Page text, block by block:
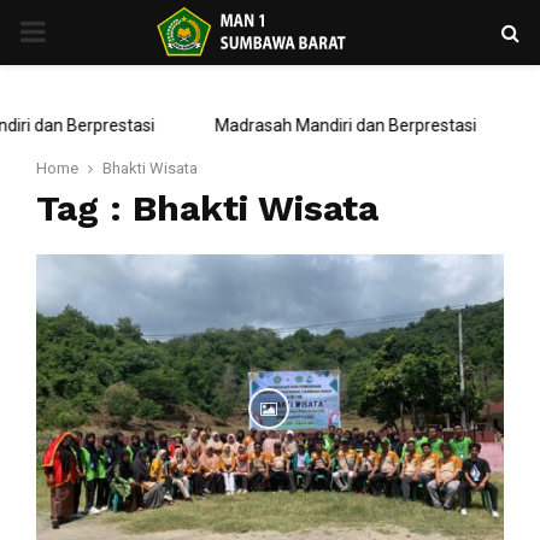
PRIMARY
dan Berprestasi Madrasah Mandiri dan Berprestasi
Home Bhakti Wisata
Tag : Bhakti Wisata